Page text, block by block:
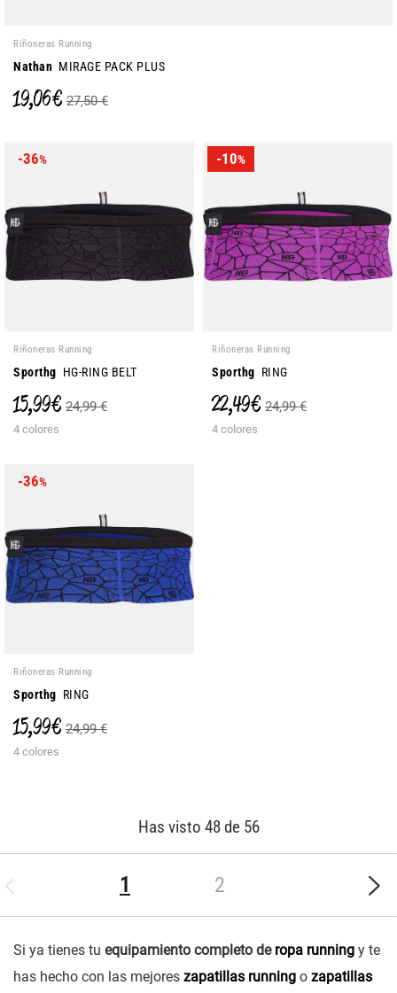
Riñoneras Running
Nathan MIRAGE PACK PLUS
19,06 € 27,50 €
-36%
Riñoneras Running
Sporthg HG-RING BELT
15,99 € 24,99 €
4 colores
-10%
Riñoneras Running
Sporthg RING
22,49 € 24,99 €
4 colores
-36%
Riñoneras Running
Sporthg RING
15,99 € 24,99 €
4 colores
Has visto 48 de 56
1 2
Si ya tienes tu equipamiento completo de ropa running y te
has hecho con las mejores zapatillas running o zapatillas